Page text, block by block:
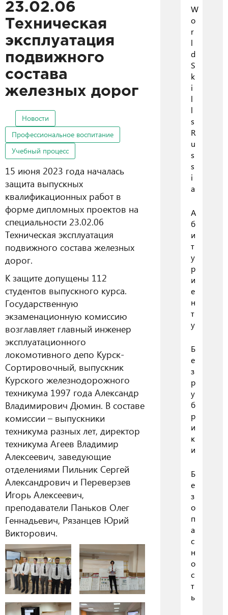
23.02.06
Техническая
эксплуатация
подвижного
состава
железных дорог
Новости
Профессиональное воспитание
Учебный процесс
15 июня 2023 года началась
защита выпускных
квалификационных работ в
форме дипломных проектов на
специальности 23.02.06
Техническая эксплуатация
подвижного состава железных
дорог.
К защите допущены 112
студентов выпускного курса.
Государственную
экзаменационную комиссию
возглавляет главный инженер
эксплуатационного
локомотивного депо Курск-
Сортировочный, выпускник
Курского железнодорожного
техникума 1997 года Александр
Владимирович Дюмин. В составе
комиссии – выпускники
техникума разных лет, директор
техникума Агеев Владимир
Алексеевич, заведующие
отделениями Пильник Сергей
Александрович и Переверзев
Игорь Алексеевич,
преподаватели Паньков Олег
Геннадьевич, Рязанцев Юрий
Викторович.
W
o
r
l
d
S
k
i
l
l
s
R
u
s
s
i
a
А
б
и
т
у
р
и
е
н
т
у
Б
е
з
р
у
б
р
и
к
и
Б
е
з
о
п
а
с
н
о
с
т
ь